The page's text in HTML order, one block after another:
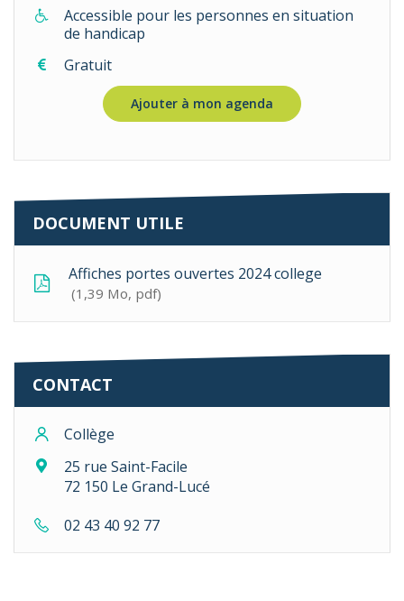
Accessible pour les personnes en situation
de handicap
Gratuit
Ajouter à mon agenda
DOCUMENT UTILE
Affiches portes ouvertes 2024 college
1,39 Mo, pdf
CONTACT
Collège
25 rue Saint-Facile
72 150 Le Grand-Lucé
02 43 40 92 77